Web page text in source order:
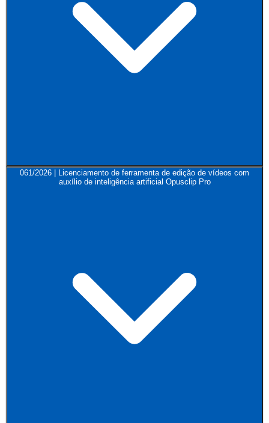
061/2026 | Licenciamento de ferramenta de edição de vídeos com
auxílio de inteligência artificial Opusclip Pro